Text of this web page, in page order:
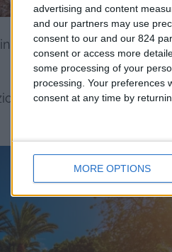
advertising and content
and our partners may use
consent to our and our 824
consent or access more
some processing of your
processing. Your preferences
consent at any time by
MORE OPTIONS
non c’è da
sull’offerta di Pasqua e